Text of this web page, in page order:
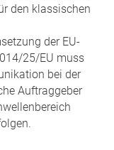
den klassischen
der EU-
25/EU muss
bei der
Auftraggeber